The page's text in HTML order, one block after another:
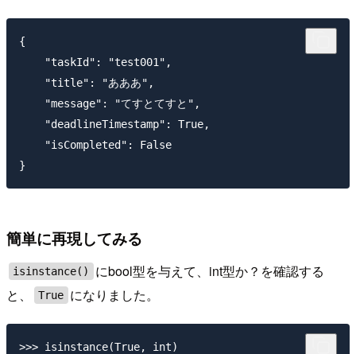
{
    "taskId": "test001",
    "title": "あああ",
    "message": "てすとてすと",
    "deadlineTimestamp": True,
    "isCompleted": False
簡単に再現してみる
isinstance()
にbool型を与えて、int型か？を確認する
と、
True になりました。
>>> isinstance(True, int)